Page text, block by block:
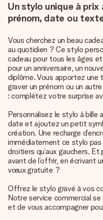
Un stylo unique à prix
prénom, date ou
Vous cherchez un beau
au quotidien ? Ce stylo
cadeau pour tous les âges
pour un anniversaire, un
diplôme. Vous apportez une
graver un prénom ou un
: complétez votre surprise
Personnalisez le stylo à bille
date et ajoutez un petit
création. Une recharge
immédiatement ce stylo pas
droitiers qu’aux gauchers.
avant de l’offrir, en écrivant
vœux gratuite ?
Offrez le stylo gravé à vos
Notre service commercial se
et de vous accompagner